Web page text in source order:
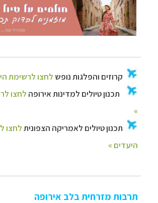
תרבות מזרחית בלב אירופה